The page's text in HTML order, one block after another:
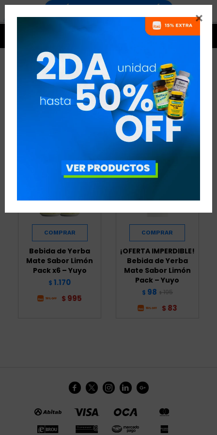

BEBIDAS ENERGÉTICAS
BEBIDAS ENERGÉTICAS QUITAR FILTROS
RECOMENDADOS
Bebida de Yerba
Mate Sabor Limón
Pack x6 – Yuyo
$ 1.170
$ 995
¡OFERTA IMPERDIBLE!
Bebida de Yerba
Mate Sabor Limón
Pack – Yuyo
$ 98 $ 195
$ 83
    